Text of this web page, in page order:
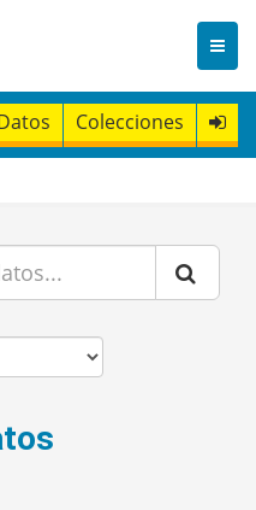
Colecciones